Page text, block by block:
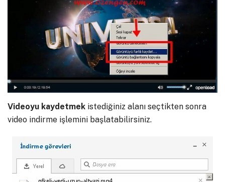
Videoyu kaydetmek istediğiniz alanı seçtikten sonra
video indirme işlemini başlatabilirsiniz.